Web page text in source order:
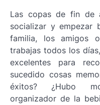
Las copas de fin de
socializar y empezar
familia, los amigos
trabajas todos los
excelentes para
sucedido cosas
éxitos? ¿Hubo
organizador de la